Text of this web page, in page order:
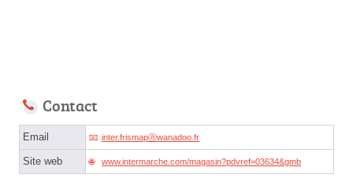
Contact
Email inter.frismapⓐwanadoo.fr
Site web www.intermarche.com/magasin?pdvref=03634&gmb